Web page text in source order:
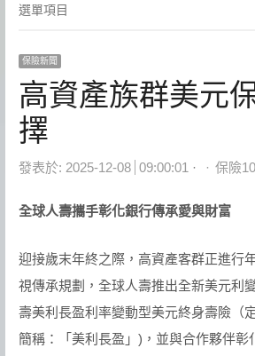
選
項
目
選單項目
保險新聞
高資產族群美元
擇
發表於: 2025-12-08 09:00:01 Author
保險
全球人壽攜手彰化銀行傳承愛與財富
迎接歲末年終之際，高資產客群正進行
視傳承規劃，全球人壽推出全新美元利
壽美利長盈利率變動型美元終身壽險（
簡稱：「美利長盈」)，並與合作夥伴彰